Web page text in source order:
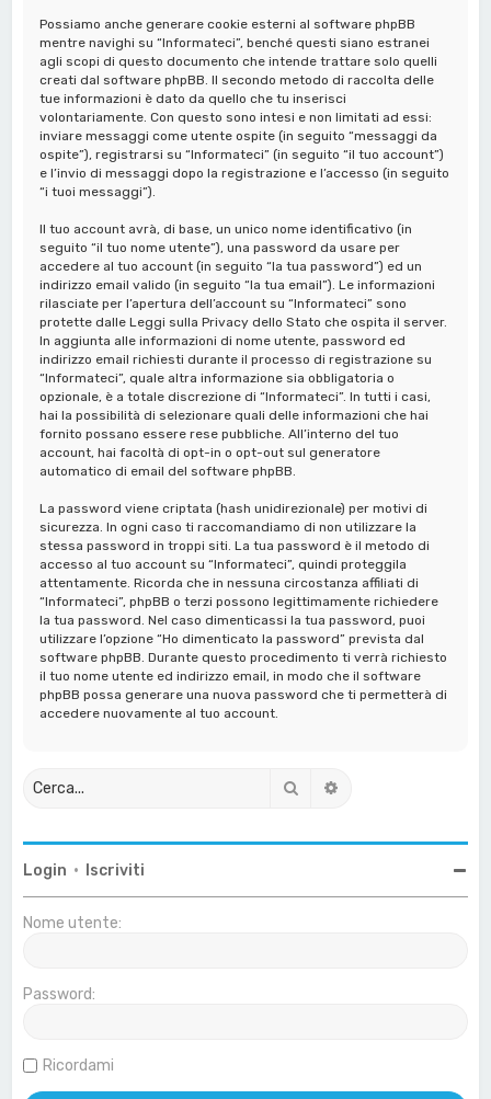
Possiamo anche generare cookie esterni al software phpBB
mentre navighi su “Informateci”, benché questi siano estranei
agli scopi di questo documento che intende trattare solo quelli
creati dal software phpBB. Il secondo metodo di raccolta delle
tue informazioni è dato da quello che tu inserisci
volontariamente. Con questo sono intesi e non limitati ad essi:
inviare messaggi come utente ospite (in seguito “messaggi da
ospite”), registrarsi su “Informateci” (in seguito “il tuo account”)
e l’invio di messaggi dopo la registrazione e l’accesso (in seguito
“i tuoi messaggi”).
Il tuo account avrà, di base, un unico nome identificativo (in
seguito “il tuo nome utente”), una password da usare per
accedere al tuo account (in seguito “la tua password”) ed un
indirizzo email valido (in seguito “la tua email”). Le informazioni
rilasciate per l’apertura dell’account su “Informateci” sono
protette dalle Leggi sulla Privacy dello Stato che ospita il server.
In aggiunta alle informazioni di nome utente, password ed
indirizzo email richiesti durante il processo di registrazione su
“Informateci”, quale altra informazione sia obbligatoria o
opzionale, è a totale discrezione di “Informateci”. In tutti i casi,
hai la possibilità di selezionare quali delle informazioni che hai
fornito possano essere rese pubbliche. All’interno del tuo
account, hai facoltà di opt-in o opt-out sul generatore
automatico di email del software phpBB.
La password viene criptata (hash unidirezionale) per motivi di
sicurezza. In ogni caso ti raccomandiamo di non utilizzare la
stessa password in troppi siti. La tua password è il metodo di
accesso al tuo account su “Informateci”, quindi proteggila
attentamente. Ricorda che in nessuna circostanza affiliati di
“Informateci”, phpBB o terzi possono legittimamente richiedere
la tua password. Nel caso dimenticassi la tua password, puoi
utilizzare l’opzione “Ho dimenticato la password” prevista dal
software phpBB. Durante questo procedimento ti verrà richiesto
il tuo nome utente ed indirizzo email, in modo che il software
phpBB possa generare una nuova password che ti permetterà di
accedere nuovamente al tuo account.
Cerca
Login • Iscriviti
Nome utente:
Password:
Ricordami